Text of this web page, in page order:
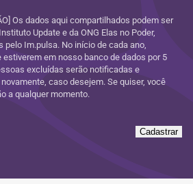
Os dados aqui compartilhados podem ser
Update e da ONG Elas no Poder,
Im.pulsa. No início de cada ano,
em nosso banco de dados por 5
excluídas serão notificadas e
caso desejem. Se quiser, você
a qualquer momento.
Cadastrar